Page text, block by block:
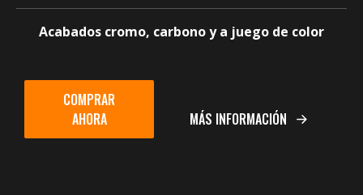
Acabados cromo, carbono y a juego de color
COMPRAR
AHORA
MÁS INFORMACIÓN